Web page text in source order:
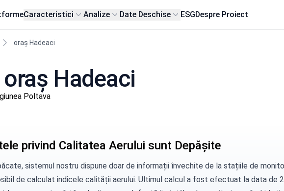
Caracteristici Analize Date Deschise ESGDespre Proiect
oraș Hadeaci
Hadeaci
Poltava
privind Calitatea Aerului sunt Depășite
sistemul nostru dispune doar de informații învechite de la stațiile de
de calculat indicele calității aerului. Ultimul calcul a fost efectuat la data de